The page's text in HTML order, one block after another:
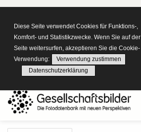
Diese Seite verwendet Cookies für Funktions-,
Komfort- und Statistikzwecke. Wenn Sie auf der
Seite weitersurfen, akzeptieren Sie die Cookie-
Verwendung:
Verwendung zustimmen
Datenschutzerklärung